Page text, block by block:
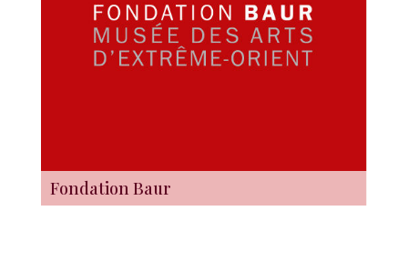
Fondation Baur